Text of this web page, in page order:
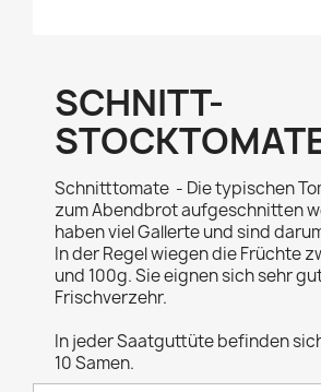
SCHNITT-
Schnitttomate - Die typischen
zum Abendbrot aufgeschnitten
haben viel Gallerte und sind
In der Regel wiegen die Früchte
und 100g. Sie eignen sich sehr
Frischverzehr.
In jeder Saatguttüte befinden
10 Samen.